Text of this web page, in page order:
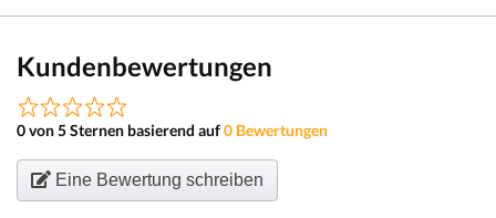
Kundenbewertungen
0 von 5 Sternen basierend auf0 Bewertungen
Eine Bewertung schreiben